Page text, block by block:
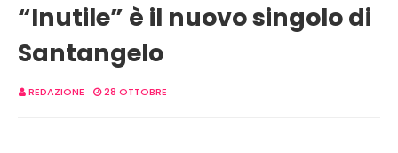
“Inutile” è il nuovo singolo di
Santangelo
REDAZIONE 28 OTTOBRE